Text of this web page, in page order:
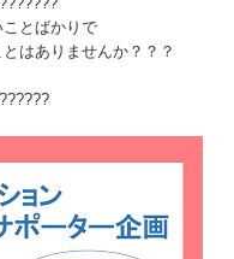
とばかりで
はありませんか？？？